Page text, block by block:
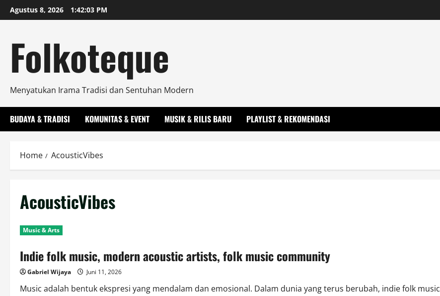
Skip
to
Agustus 8, 2026 1:42:03 PM
Folkoteque
Menyatukan Irama Tradisi dan Sentuhan Modern
BUDAYA & TRADISI KOMUNITAS & EVENT MUSIK & RILIS BARU PLAYLIST & REKOMENDASI
Home AcousticVibes
AcousticVibes
Music & Arts
Indie folk music, modern acoustic artists, folk music community
Gabriel Wijaya Juni 11, 2026
Music adalah bentuk ekspresi yang mendalam dan emosional. Dalam dunia yang terus berubah, indie folk music